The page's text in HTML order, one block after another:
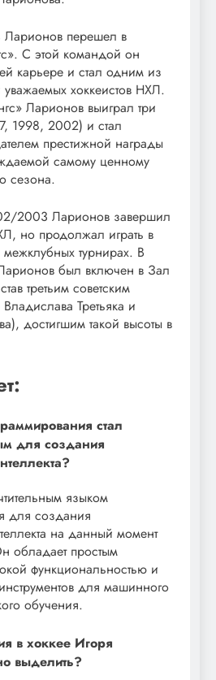
Ларионов перешел в
С этой командой он
карьере и стал одним из
хоккеистов НХЛ.
Ларионов выиграл три
1998, 2002) и стал
престижной награды
самому ценному
сезона.
2003 Ларионов завершил
но продолжал играть в
турнирах. В
был включен в Зал
третьим советским
Третьяка и
достигшим такой высоты в
стал
для создания
языком
для создания
на данный момент
обладает простым
функциональностью и
для машинного
обучения.
в хоккее Игоря
выделить?